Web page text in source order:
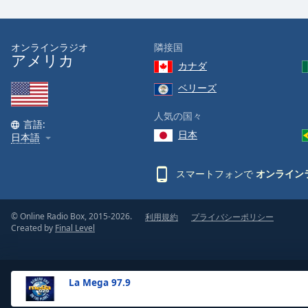
Text
Opacity
Opacity
Background
La Mega 97.9
オンラインラジオ
アメリカ
言語:
日本語
隣接国
カナダ
ベリーズ
人気の国々
日本
スマートフォンで オンライン
© Online Radio Box, 2015-2026.
Created by Final Level
利用規約 プライバシーポリシー